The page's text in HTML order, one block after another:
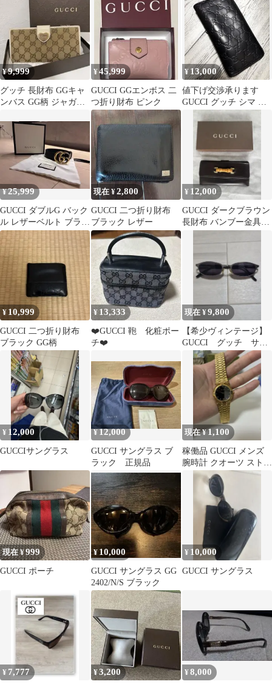
¥9,999
グッチ 長財布 GGキャ
ンバス GG柄 ジャガー
白色
¥45,999
GUCCI GGエンボス 二
つ折り財布 ピンク
¥ 13,000
値下げ交渉承ります
GUCCI グッチ シマ ラ
ウンドファスナー 長財
¥25,999
GUCCI ダブルG バック
ル レザーベルト ブラッ
ク
現在 ¥2,800
GUCCI 二つ折り財布
ブラック レザー
¥ 12,000
GUCCI ダークブラウン
長財布 バンブー金具付
¥ 10,999
GUCCI 二つ折り財布
ブラック GG柄
¥ 13,333
❤️GUCCI 鞄 化粧ポー
チ❤️
現在 ¥9,800
【希少ヴィンテージ】
GUCCI グッチ サン
グラス メタルフレー
ム GG1646
¥ 12,000
GUCCIサングラス
¥12,000
GUCCI サングラス ブ
ラック 正規品
現在 ¥1,100
稼働品 GUCCI メンズ
腕時計 クオーツ ストー
ン装飾 ゴールド デイト
現在 ¥999
GUCCI ポーチ
¥ 10,000
GUCCI サングラス GG
2402/N/S ブラック
¥ 10,000
GUCCI サングラス
¥ 7,777 ¥3,200 ¥8,000